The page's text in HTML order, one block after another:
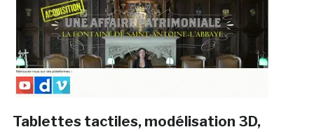
Tablettes tactiles, modélisation 3D,